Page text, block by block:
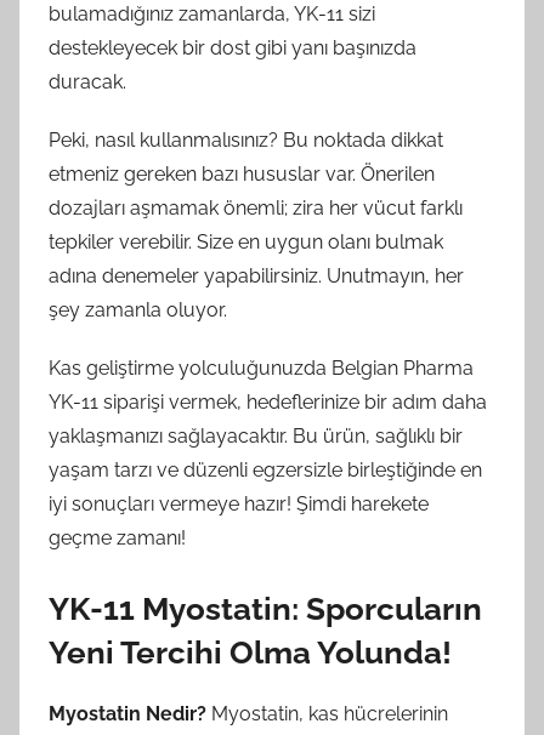
bulamadığınız zamanlarda, YK-11 sizi
destekleyecek bir dost gibi yanı başınızda
duracak.
Peki, nasıl kullanmalısınız? Bu noktada dikkat
etmeniz gereken bazı hususlar var. Önerilen
dozajları aşmamak önemli; zira her vücut farklı
tepkiler verebilir. Size en uygun olanı bulmak
adına denemeler yapabilirsiniz. Unutmayın, her
şey zamanla oluyor.
Kas geliştirme yolculuğunuzda Belgian Pharma
YK-11 siparişi vermek, hedeflerinize bir adım daha
yaklaşmanızı sağlayacaktır. Bu ürün, sağlıklı bir
yaşam tarzı ve düzenli egzersizle birleştiğinde en
iyi sonuçları vermeye hazır! Şimdi harekete
geçme zamanı!
YK-11 Myostatin: Sporcuların
Yeni Tercihi Olma Yolunda!
Myostatin Nedir? Myostatin, kas hücrelerinin